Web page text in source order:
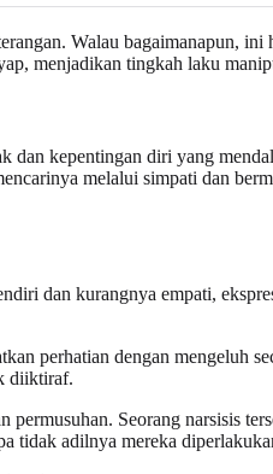
Walau bagaimanapun, ini
menjadikan tingkah laku
dan kepentingan diri yang
melalui simpati dan
dan kurangnya empati,
perhatian dengan mengeluh
diiktiraf.
permusuhan. Seorang narsisis
tidak adilnya mereka